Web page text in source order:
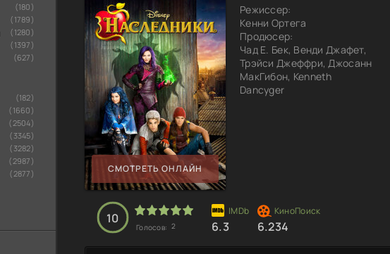
(180)
(1789)
(1280)
(1397)
(627)
(182)
(1660)
(2504)
(3345)
(3282)
(2987)
(2877) СМОТРЕТЬ ОНЛАЙН
Режиссер:
Кенни Ортега
Продюсер:
Чад Е. Бек, Венди Джафет,
Трэйси Джеффри, Джосанн
МакГибон, Kenneth
Dancyger
10
Голосов: 2 6.3 6.234